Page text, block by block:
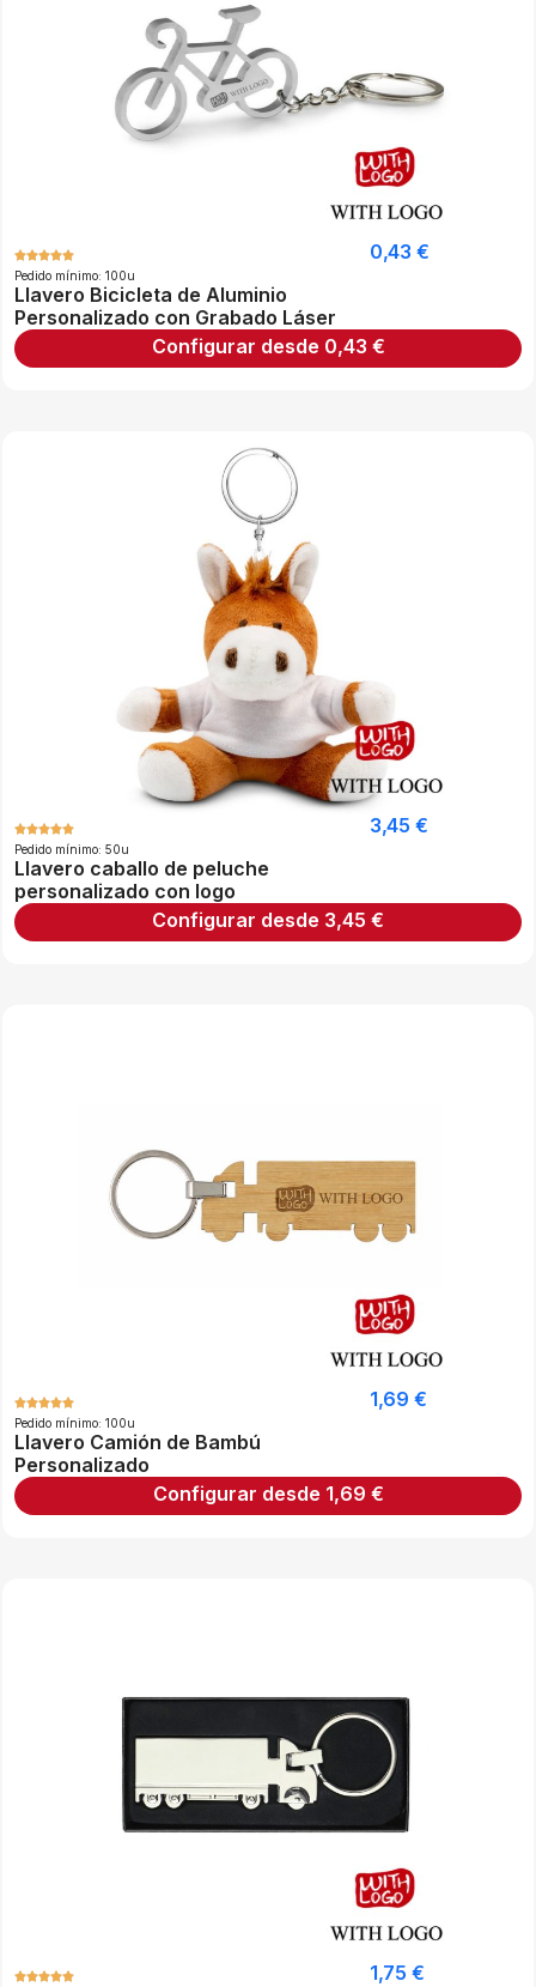
Pedido mínimo: 100u
Llavero Bicicleta de Aluminio
Personalizado con Grabado Láser
0,43 €
Configurar desde 0,43 €
Pedido mínimo: 50u
Llavero caballo de peluche
personalizado con logo
3,45 €
Configurar desde 3,45 €
Pedido mínimo: 100u
Llavero Camión de Bambú
Personalizado
1,69 €
Configurar desde 1,69 €
1,75 €